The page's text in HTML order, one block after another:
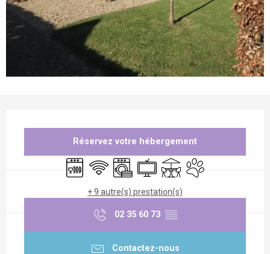
Réservez votre hébergement
Lave vaisselle
WiFi Lave lingeTélévisionTerrasseAnimaux acceptés
+ 9 autre(s) prestation(s)
02 35 60 73 ▒▒
Contactez-nous